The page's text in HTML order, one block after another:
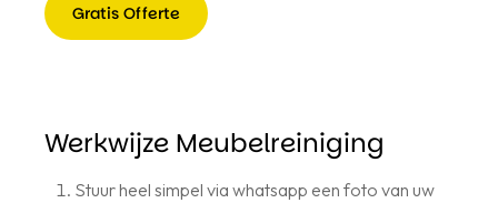
Gratis Offerte
Werkwijze Meubelreiniging
Stuur heel simpel via whatsapp een foto van uw